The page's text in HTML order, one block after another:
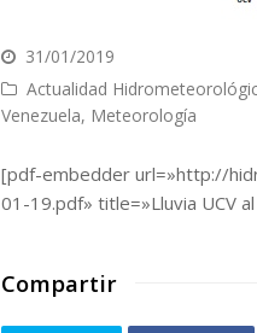
31/01/2019
Actualidad
Venezuela, Meteorología
[pdf-embedder url=»http://
01-19.pdf» title=»Lluvia UCV
Compartir